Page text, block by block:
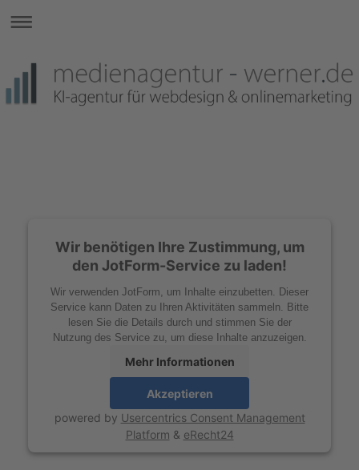
Wir benötigen Ihre Zustimmung, um
den JotForm-Service zu laden!
Wir verwenden JotForm, um Inhalte einzubetten. Dieser
Service kann Daten zu Ihren Aktivitäten sammeln. Bitte
lesen Sie die Details durch und stimmen Sie der
Nutzung des Service zu, um diese Inhalte anzuzeigen.
Mehr Informationen
Akzeptieren
powered by Usercentrics Consent Management
Platform & eRecht24